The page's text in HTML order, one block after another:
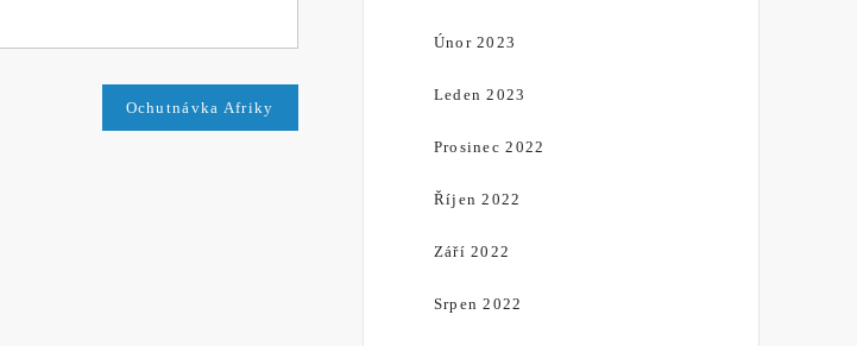
Ochutnávka Afriky
Únor 2023
Leden 2023
Prosinec 2022
Říjen 2022
Září 2022
Srpen 2022